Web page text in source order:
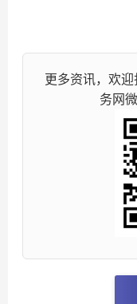
更多资讯，欢
务网